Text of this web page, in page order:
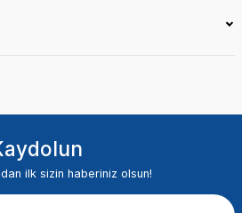
ilk sizin haberiniz olsun!